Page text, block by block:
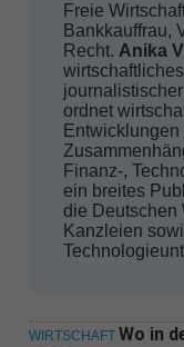
Freie
Bankkauffrau,
Recht. Anika
ordnet
Finanz-,
ein breites
die Deutschen
Kanzleien
WIRTSCHAFT Wo in